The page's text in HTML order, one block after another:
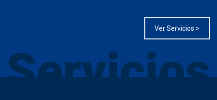
Ver Servicios >